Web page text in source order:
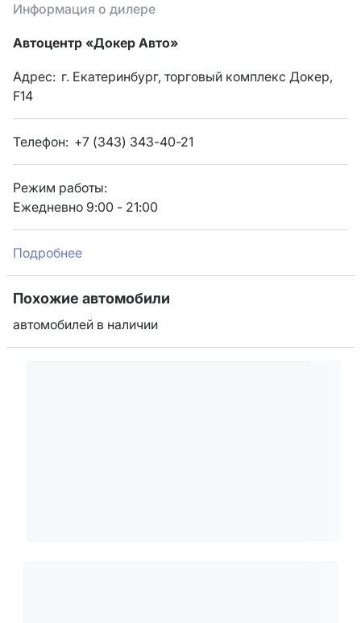
Информация о дилере
Автоцентр «Докер Авто»
Адрес: г. Екатеринбург, торговый комплекс Докер,
F14
Телефон: +7 (343) 343-40-21
Режим работы:
Ежедневно 9:00 - 21:00
Подробнее
Похожие автомобили
автомобилей в наличии